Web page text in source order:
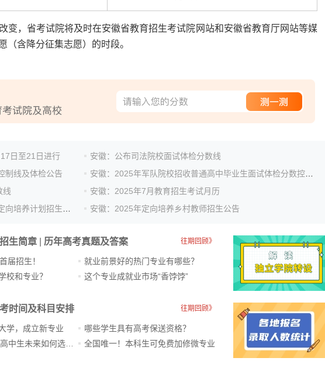
，省考试院将及时在安徽省教育招生考试院网站和安徽省教育厅网站等媒
（含降分征集志愿）的时段。
日至21日进行
安徽：公布司法院校面试体检分数线
制线及体检公告
线
安徽：2025年7月教育招生考试月历
安徽：2025年定向培养乡村教师招生公告
生简章 历年高考真题及答案 往期回顾》
届招生！
校和专业？
就业前景好的热门专业有哪些？
这个专业成就业市场“香饽饽”​
时间及科目安排 往期回顾》
学，成立新专业
哪些学生具有高考保送资格？
全国唯一！本科生可免费加修微专业